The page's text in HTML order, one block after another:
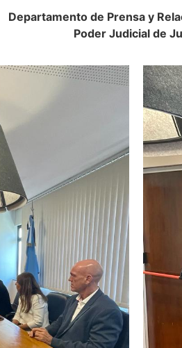
Departamento de Prensa y
Poder Judicial de